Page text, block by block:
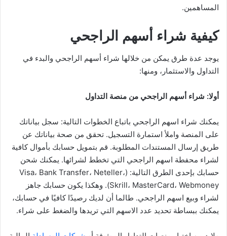
المساهمين.
كيفية شراء أسهم الراجحي
يوجد عدة طرق يمكن من خلالها شراء أسهم الراجحي والبدء في
التداول والاستثمار، ومنها:
أولا: شراء أسهم الراجحي من منصة التداول
يمكنك شراء اسهم الراجحي باتباع الخطوات التالية: سجل بياناتك
على المنصة واملأ استمارة التسجيل. تحقق من صحة بياناتك عن
طريق إرسال المستندات المطلوبة. قم بتمويل حسابك بأموال كافية
لشراء محفطة اسهم الراجحي التي تخطط لشرائها. يمكنك شحن
حسابك بإحدى الطرق التالية: (Visa، Bank Transfer، Neteller،
Skrill، MasterCard، Webmoney). وهكذا يكون حسابك جاهز
لشراء وبيع اسهم الراجحي. طالما أن لديك رصيدًا كافيًا في حسابك،
يمكنك ببساطة تحديد عدد الاسهم التي تريدها والضغط على شراء.